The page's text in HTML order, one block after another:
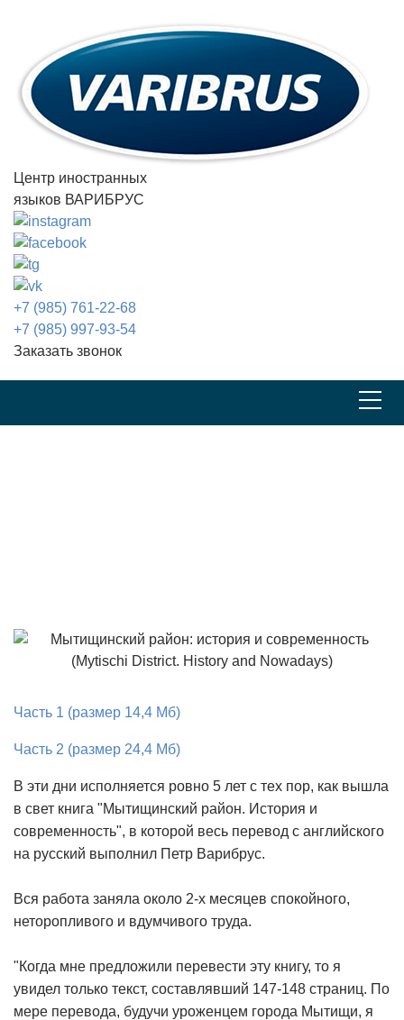
Центр иностранных
языков ВАРИБРУС
+7 (985) 761-22-68
+7 (985) 997-93-54
Заказать звонок
Часть 1 (размер 14,4 Мб)
Часть 2 (размер 24,4 Мб)
В эти дни исполняется ровно 5 лет с тех пор, как вышла
в свет книга "Мытищинский район. История и
современность", в которой весь перевод с английского
на русский выполнил Петр Варибрус.
Вся работа заняла около 2-х месяцев спокойного,
неторопливого и вдумчивого труда.
"Когда мне предложили перевести эту книгу, то я
увидел только текст, составлявший 147-148 страниц. По
мере перевода, будучи уроженцем города Мытищи, я